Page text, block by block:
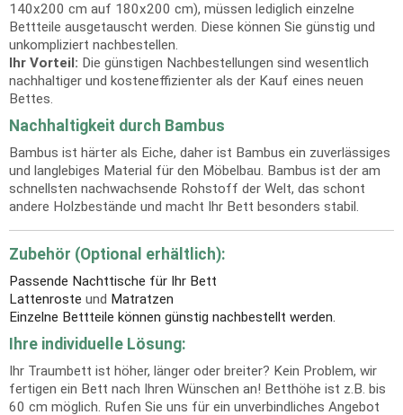
140x200 cm auf 180x200 cm), müssen lediglich einzelne
Bettteile ausgetauscht werden. Diese können Sie günstig und
unkompliziert nachbestellen.
Ihr Vorteil: Die günstigen Nachbestellungen sind wesentlich
nachhaltiger und kosteneffizienter als der Kauf eines neuen
Bettes.
Nachhaltigkeit durch Bambus
Bambus ist härter als Eiche, daher ist Bambus ein zuverlässiges
und langlebiges Material für den Möbelbau. Bambus ist der am
schnellsten nachwachsende Rohstoff der Welt, das schont
andere Holzbestände und macht Ihr Bett besonders stabil.
Zubehör (Optional erhältlich):
Passende Nachttische für Ihr Bett
Lattenroste und Matratzen
Einzelne Bettteile können günstig nachbestellt werden.
Ihre individuelle Lösung:
Ihr Traumbett ist höher, länger oder breiter? Kein Problem, wir
fertigen ein Bett nach Ihren Wünschen an! Betthöhe ist z.B. bis
60 cm möglich. Rufen Sie uns für ein unverbindliches Angebot